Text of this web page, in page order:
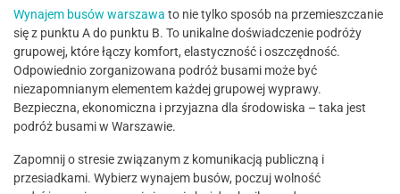
Wynajem busów warszawa to nie tylko sposób na przemieszczanie
się z punktu A do punktu B. To unikalne doświadczenie podróży
grupowej, które łączy komfort, elastyczność i oszczędność.
Odpowiednio zorganizowana podróż busami może być
niezapomnianym elementem każdej grupowej wyprawy.
Bezpieczna, ekonomiczna i przyjazna dla środowiska – taka jest
podróż busami w Warszawie.
Zapomnij o stresie związanym z komunikacją publiczną i
przesiadkami. Wybierz wynajem busów, poczuj wolność